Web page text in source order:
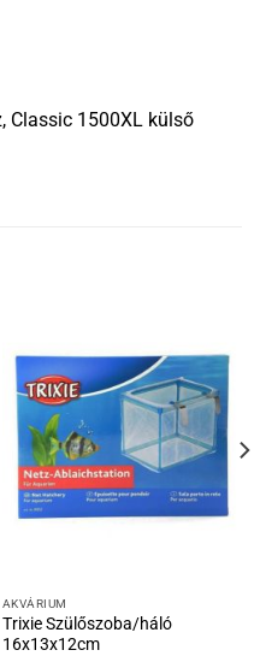
Classic 1500XL külső
AKVÁRIUM
Trixie Szülőszoba/háló
16x13x12cm